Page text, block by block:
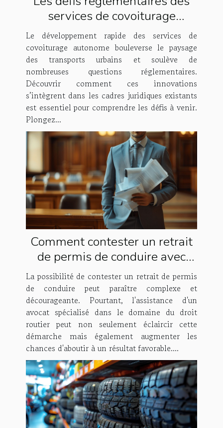
services de covoiturage
autonome
Le développement rapide des services de
covoiturage autonome bouleverse le paysage
des transports urbains et soulève de
nombreuses questions réglementaires.
Découvrir comment ces innovations
s’intègrent dans les cadres juridiques existants
est essentiel pour comprendre les défis à venir.
Plongez...
Comment contester un retrait
de permis de conduire avec
l'aide d'un avocat spécialisé
La possibilité de contester un retrait de permis
de conduire peut paraître complexe et
décourageante. Pourtant, l'assistance d'un
avocat spécialisé dans le domaine du droit
routier peut non seulement éclaircir cette
démarche mais également augmenter les
chances d'aboutir à un résultat favorable....